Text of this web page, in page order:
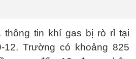
thông tin khí gas bị rò rỉ tại
Trường có khoảng 825